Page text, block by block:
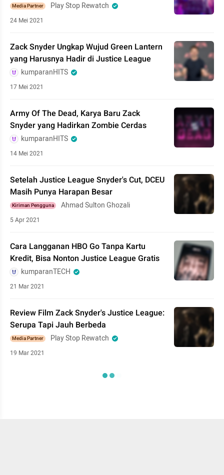
Media Partner Play Stop Rewatch
24 Mei 2021
Zack Snyder Ungkap Wujud Green Lantern
yang Harusnya Hadir di Justice League
kumparanHITS
17 Mei 2021
Army Of The Dead, Karya Baru Zack
Snyder yang Hadirkan Zombie Cerdas
kumparanHITS
14 Mei 2021
Setelah Justice League Snyder's Cut, DCEU
Masih Punya Harapan Besar
Kiriman Pengguna Ahmad Sulton Ghozali
5 Apr 2021
Cara Langganan HBO Go Tanpa Kartu
Kredit, Bisa Nonton Justice League Gratis
kumparanTECH
21 Mar 2021
Review Film Zack Snyder's Justice League:
Serupa Tapi Jauh Berbeda
Media Partner Play Stop Rewatch
19 Mar 2021